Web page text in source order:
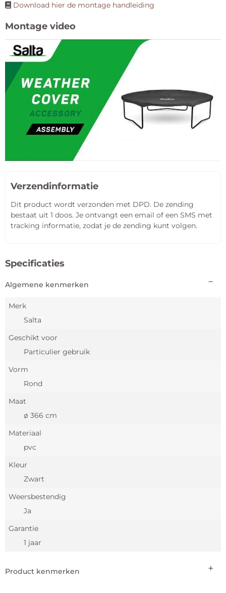
Download hier de montage handleiding
Montage video
Verzendinformatie
Dit product wordt verzonden met DPD. De zending
bestaat uit 1 doos. Je ontvangt een email of een SMS met
tracking informatie, zodat je de zending kunt volgen.
Specificaties
Algemene kenmerken
Merk
Salta
Geschikt voor
Particulier gebruik
Vorm
Rond
Maat
ø 366 cm
Materiaal
pvc
Kleur
Zwart
Weersbestendig
Ja
Garantie
1 jaar
Product kenmerken